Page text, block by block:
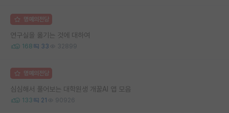
명예의전당
연구실을 옮기는 것에 대하여
168 33 32899
명예의전당
심심해서 풀어보는 대학원생 개꿀AI 앱 모음
133 21 90926